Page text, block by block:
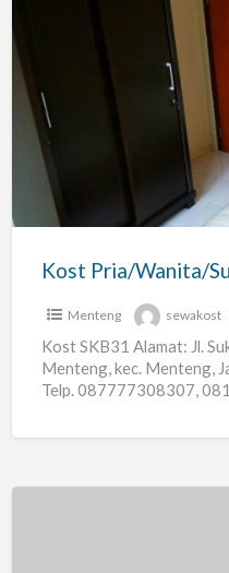
Kost
Pria/Wanita/Suami-
Istri
Menteng
Jakarta
Pusat
Menteng sewakost
Kost SKB31 Alamat: Jl.
Menteng, kec. Menteng,
Telp. 087777308307,